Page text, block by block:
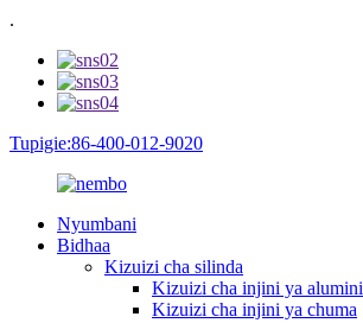
.
Tupigie:86-400-012-9020
Nyumbani
Bidhaa
Kizuizi cha silinda
Kizuizi cha injini ya alumini
Kizuizi cha injini ya chuma